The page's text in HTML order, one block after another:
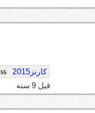
كارنز2015 55
قبل 9 سنه